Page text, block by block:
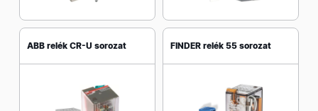
ABB relék CR-U sorozat FINDER relék 55 sorozat